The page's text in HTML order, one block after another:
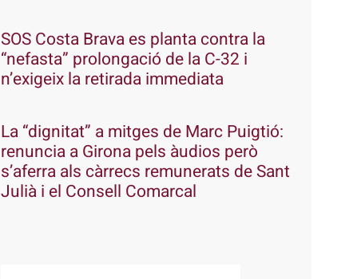
SOS Costa Brava es planta contra la
“nefasta” prolongació de la C-32 i
n’exigeix la retirada immediata
La “dignitat” a mitges de Marc Puigtió:
renuncia a Girona pels àudios però
s’aferra als càrrecs remunerats de Sant
Julià i el Consell Comarcal